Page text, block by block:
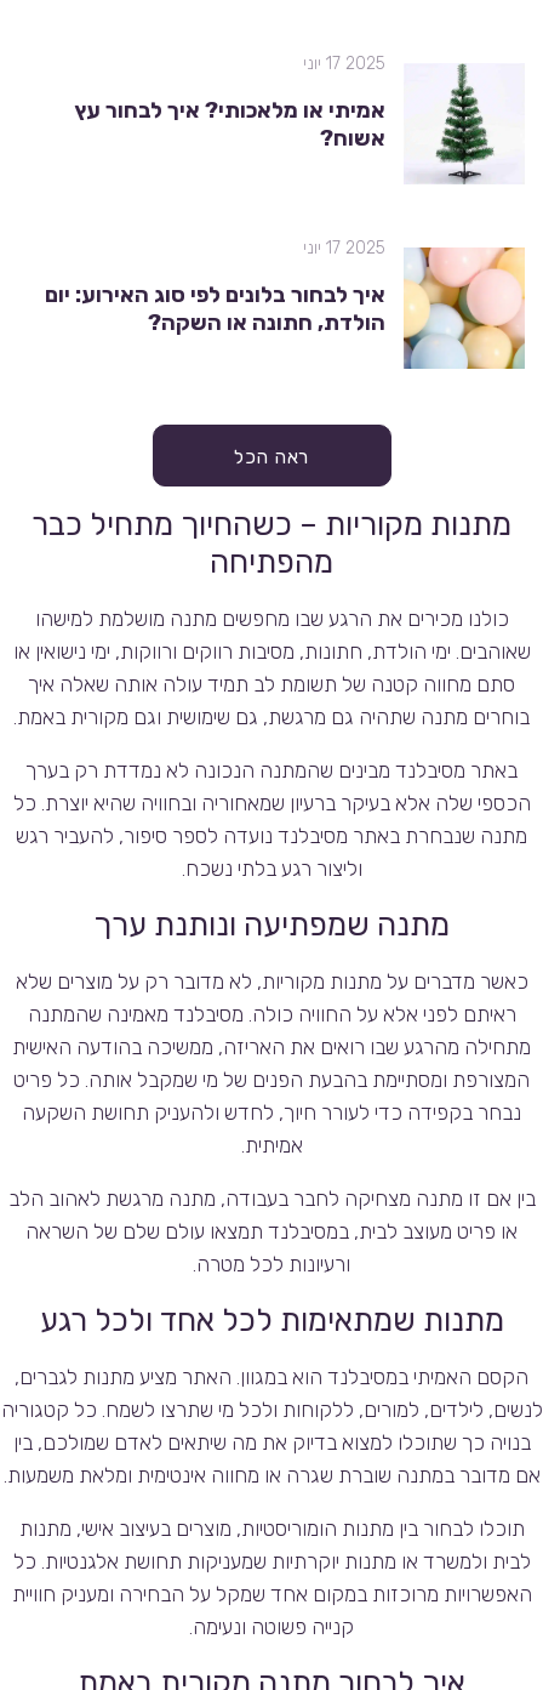
2025 17 יוני
אמיתי או מלאכותי? איך לבחור עץ
אשוח?
2025 17 יוני
איך לבחור בלונים לפי סוג האירוע: יום
הולדת, חתונה או השקה?
ראה הכל
מתנות מקוריות – כשהחיוך מתחיל כבר
מהפתיחה
כולנו מכירים את הרגע שבו מחפשים מתנה מושלמת למישהו
שאוהבים. ימי הולדת, חתונות, מסיבות רווקים ורווקות, ימי נישואין או
סתם מחווה קטנה של תשומת לב תמיד עולה אותה שאלה איך
בוחרים מתנה שתהיה גם מרגשת, גם שימושית וגם מקורית באמת.
באתר מסיבלנד מבינים שהמתנה הנכונה לא נמדדת רק בערך
הכספי שלה אלא בעיקר ברעיון שמאחוריה ובחוויה שהיא יוצרת. כל
מתנה שנבחרת באתר מסיבלנד נועדה לספר סיפור, להעביר רגש
וליצור רגע בלתי נשכח.
מתנה שמפתיעה ונותנת ערך
כאשר מדברים על מתנות מקוריות, לא מדובר רק על מוצרים שלא
ראיתם לפני אלא על החוויה כולה. מסיבלנד מאמינה שהמתנה
מתחילה מהרגע שבו רואים את האריזה, ממשיכה בהודעה האישית
המצורפת ומסתיימת בהבעת הפנים של מי שמקבל אותה. כל פריט
נבחר בקפידה כדי לעורר חיוך, לחדש ולהעניק תחושת השקעה
אמיתית.
בין אם זו מתנה מצחיקה לחבר בעבודה, מתנה מרגשת לאהוב הלב
או פריט מעוצב לבית, במסיבלנד תמצאו עולם שלם של השראה
ורעיונות לכל מטרה.
מתנות שמתאימות לכל אחד ולכל רגע
הקסם האמיתי במסיבלנד הוא במגוון. האתר מציע מתנות לגברים,
לנשים, לילדים, למורים, ללקוחות ולכל מי שתרצו לשמח. כל קטגוריה
בנויה כך שתוכלו למצוא בדיוק את מה שיתאים לאדם שמולכם, בין
אם מדובר במתנה שוברת שגרה או מחווה אינטימית ומלאת משמעות.
תוכלו לבחור בין מתנות הומוריסטיות, מוצרים בעיצוב אישי, מתנות
לבית ולמשרד או מתנות יוקרתיות שמעניקות תחושת אלגנטיות. כל
האפשרויות מרוכזות במקום אחד שמקל על הבחירה ומעניק חוויית
קנייה פשוטה ונעימה.